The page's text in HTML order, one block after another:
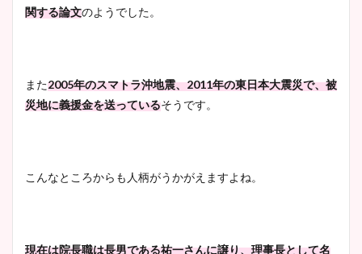
関する論文のようでした。
また2005年のスマトラ沖地震、2011年の東日本大震災で、被
災地に義援金を送っているそうです。
こんなところからも人柄がうかがえますよね。
現在は院長職は長男である祐一さんに譲り、理事長として名